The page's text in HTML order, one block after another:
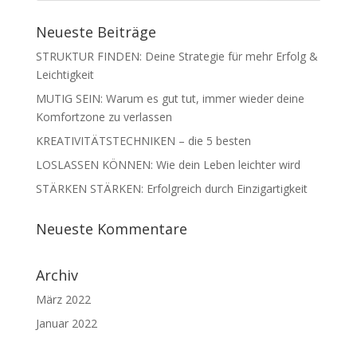
Neueste Beiträge
STRUKTUR FINDEN: Deine Strategie für mehr Erfolg &
Leichtigkeit
MUTIG SEIN: Warum es gut tut, immer wieder deine
Komfortzone zu verlassen
KREATIVITÄTSTECHNIKEN – die 5 besten
LOSLASSEN KÖNNEN: Wie dein Leben leichter wird
STÄRKEN STÄRKEN: Erfolgreich durch Einzigartigkeit
Neueste Kommentare
Archiv
März 2022
Januar 2022